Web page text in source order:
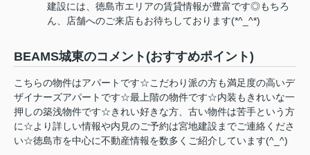
建設には、徳島市エリアの賃貸情報が豊富です◎もちろ
ん、店舗へのご来店もお待ちしております(*^_^*)
BEAMS城東のコメント(おすすめポイント)
こちらの物件はアパートです☆こだわり派の方も満足度の高いデ
ザイナーズアパートです☆最上階の物件です☆内装もきれいな一
押しの築浅物件です☆きれい好きな方、古い物件は苦手という方
に☆より詳しい情報や内見のご予約は宮地建設までご連絡くださ
い☆徳島市を中心に不動産情報を数多くご紹介しています(^_^)